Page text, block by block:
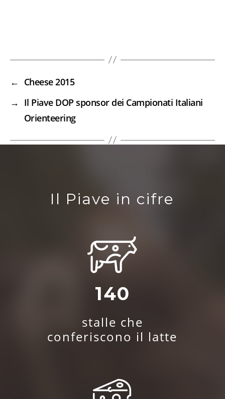
← Cheese 2015
→ Il Piave DOP sponsor dei Campionati Italiani
Orienteering
Il Piave in cifre
140
stalle che
conferiscono il latte